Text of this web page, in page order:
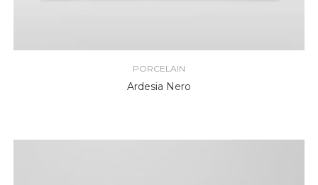
PORCELAIN
Ardesia Nero